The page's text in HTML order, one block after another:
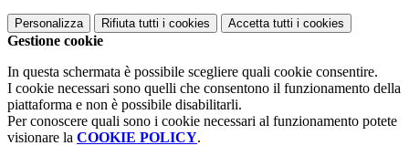
Personalizza Rifiuta tutti i cookies Accetta tutti i cookies
Gestione cookie
In questa schermata è possibile scegliere quali cookie consentire.
I cookie necessari sono quelli che consentono il funzionamento della
piattaforma e non è possibile disabilitarli.
Per conoscere quali sono i cookie necessari al funzionamento potete
visionare la COOKIE POLICY.